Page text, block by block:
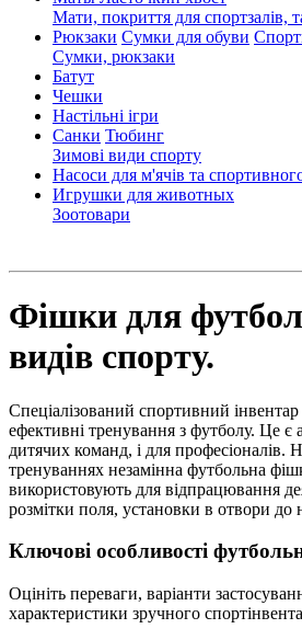
Мати, покриття для спортзалів,
Рюкзаки Сумки для обуви
Сумки, рюкзаки
Батут
Чешки
Настільні ігри
Санки Тюбинг
Зимові види спорту
Насоси для м'ячів та
Игрушки для животных
Зоотовари
Фішки для
видів спорту.
Спеціалізований спортивний інвентар
ефективні тренування з футболу. Це є
дитячих команд, і для професіоналів.
тренуваннях незамінна футбольна
використовують для відпрацювання
розмітки поля, установки в отвори до
Ключові особливості
Оцініть переваги, варіанти
характеристики зручного